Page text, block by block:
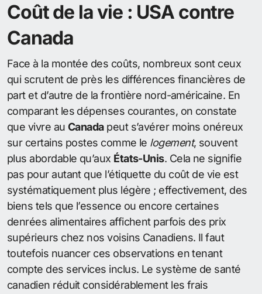
Coût de la vie : USA contre
Canada
Face à la montée des coûts, nombreux sont ceux
qui scrutent de près les différences financières de
part et d’autre de la frontière nord-américaine. En
comparant les dépenses courantes, on constate
que vivre au Canadapeut s’avérer moins onéreux
sur certains postes comme le logement, souvent
plus abordable qu’aux États-Unis. Cela ne signifie
pas pour autant que l’étiquette du coût de vie est
systématiquement plus légère ; effectivement, des
biens tels que l’essence ou encore certaines
denrées alimentaires affichent parfois des prix
supérieurs chez nos voisins Canadiens. Il faut
toutefois nuancer ces observations en tenant
compte des services inclus. Le système de santé
canadien réduit considérablement les frais